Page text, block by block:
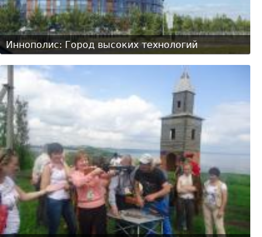
Иннополис: Город высоких технологий